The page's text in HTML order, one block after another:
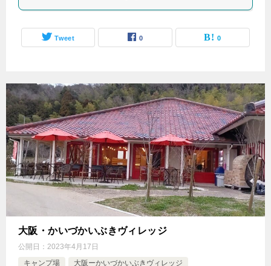
Tweet 0 0
大阪・かいづかいぶきヴィレッジ
公開日： 2023年4月17日
キャンプ場
大阪ーかいづかいぶきヴィレッジ